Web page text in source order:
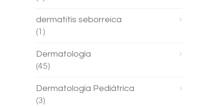
dermatitis seborreica
(1)
Dermatología
(45)
Dermatología Pediátrica
(3)